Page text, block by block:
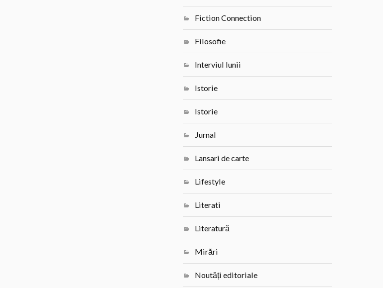
Fiction Connection
Filosofie
Interviul lunii
Istorie
Istorie
Jurnal
Lansari de carte
Lifestyle
Literati
Literatură
Mirări
Noutăți editoriale